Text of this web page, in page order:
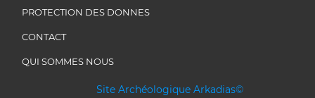
PROTECTION DES DONNES
CONTACT
QUI SOMMES NOUS
Site Archéologique Arkadias©